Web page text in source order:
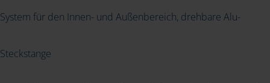
System für den Innen- und Außenbereich, drehbare Alu-
Steckstange